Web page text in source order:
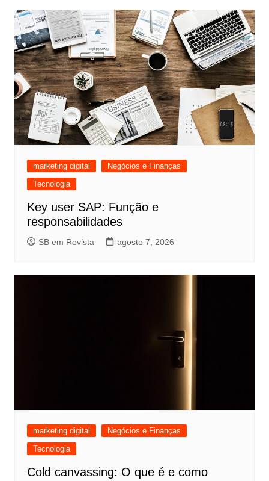
marketing digital
Negócios e Finanças
Tecnologia
Key user SAP: Função e
responsabilidades
SB em Revista agosto 7, 2026
marketing digital
Negócios e Finanças
Tecnologia
Cold canvassing: O que é e como